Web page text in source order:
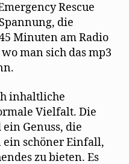
Rescue
die
Minuten am Radio
man sich das mp3
inhaltliche
Vielfalt. Die
Genuss, die
ein schöner Einfall,
zu bieten. Es